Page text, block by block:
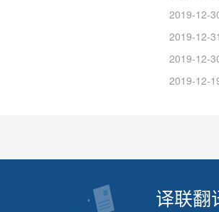
2019-12-
2019-12-31
2019-12-
2019-12-
译联翻